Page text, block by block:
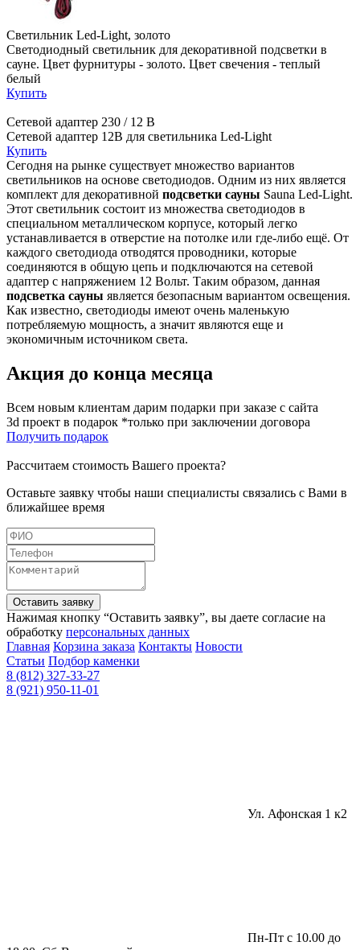
Светильник Led-Light, золото
Светодиодный светильник для декоративной подсветки в
сауне. Цвет фурнитуры - золото. Цвет свечения - теплый
белый
Купить
Сетевой адаптер 230 / 12 В
Сетевой адаптер 12В для светильника Led-Light
Купить
Сегодня на рынке существует множество вариантов
светильников на основе светодиодов. Одним из них является
комплект для декоративной подсветки сауны Sauna Led-Light.
Этот светильник состоит из множества светодиодов в
специальном металлическом корпусе, который легко
устанавливается в отверстие на потолке или где-либо ещё. От
каждого светодиода отводятся проводники, которые
соединяются в общую цепь и подключаются на сетевой
адаптер с напряжением 12 Вольт. Таким образом, данная
подсветка сауны является безопасным вариантом освещения.
Как известно, светодиоды имеют очень маленькую
потребляемую мощность, а значит являются еще и
экономичным источником света.
Акция до конца месяца
Всем новым клиентам дарим подарки при заказе с сайта
3d проект в подарок *только при заключении договора
Получить подарок
Рассчитаем стоимость Вашего проекта?
Оставьте заявку чтобы наши специалисты связались с Вами в
ближайшее время
Оставить заявку
Нажимая кнопку “Оставить заявку”, вы даете согласие на
обработку персональных данных
Главная Корзина заказа Контакты Новости
Статьи Подбор каменки
8 (812) 327-33-27
8 (921) 950-11-01
Ул. Афонская 1 к2
Пн-Пт с 10.00 до